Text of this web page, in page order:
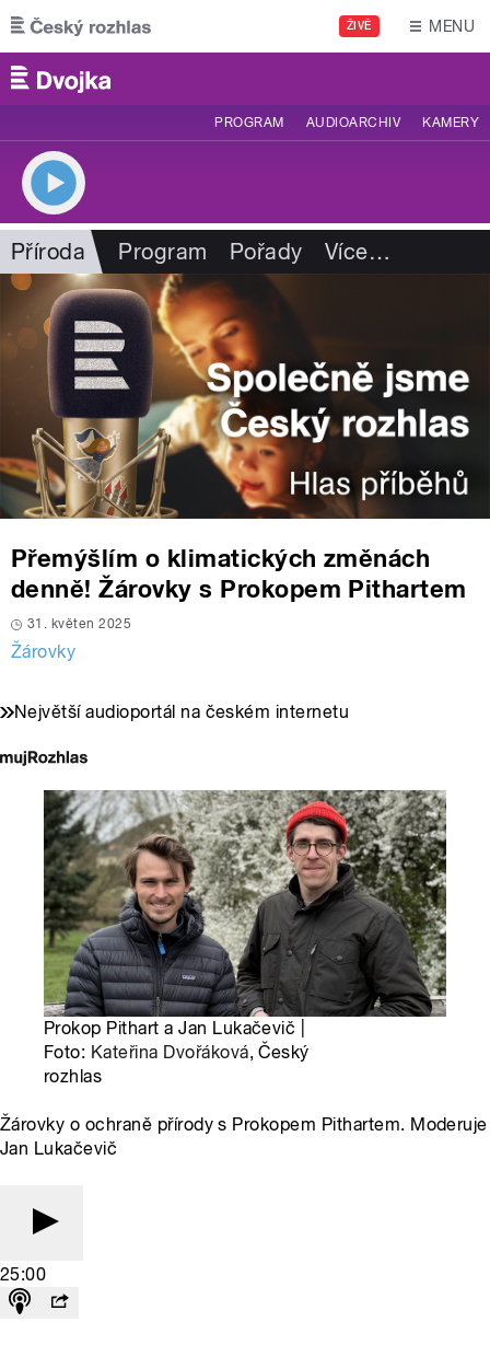
Přejít k hlavnímu obsahu
ŽIVĚ MENU
PROGRAM AUDIOARCHIV KAMERY
Příroda Program Pořady Více…
Přemýšlím o klimatických změnách
denně! Žárovky s Prokopem Pithartem
31. květen 2025
Žárovky
Největší audioportál na českém internetu
Prokop Pithart a Jan Lukačevič |
Foto: Kateřina Dvořáková, Český
rozhlas
Žárovky o ochraně přírody s Prokopem Pithartem. Moderuje
Jan Lukačevič
25:00